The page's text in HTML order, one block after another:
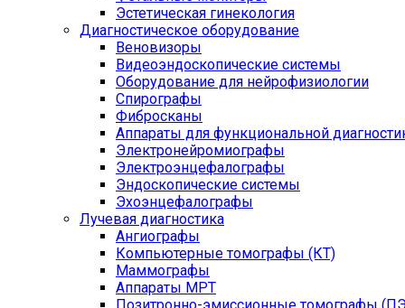
Эстетическая гинекология
Диагностическое оборудование
Веновизоры
Видеоэндоскопические системы
Оборудование для нейрофизиологии
Спирографы
Фибросканы
Аппараты для функциональной
Электронейромиографы
Электроэнцефалографы
Эндоскопические системы
Эхоэнцефалографы
Лучевая диагностика
Ангиографы
Компьютерные томографы (КТ)
Маммографы
Аппараты МРТ